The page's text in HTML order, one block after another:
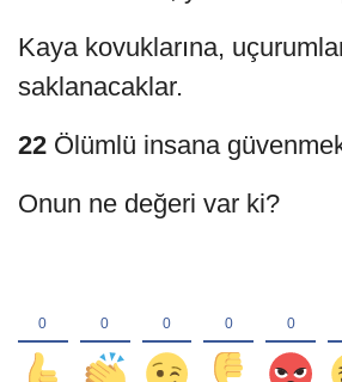
Kaya kovuklarına,
saklanacaklar.
22 Ölümlü insana
Onun ne değeri var ki?